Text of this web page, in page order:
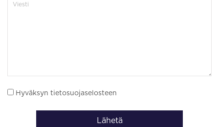
Hyväksyn tietosuojaselosteen
Lähetä